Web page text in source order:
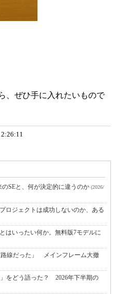
、ぜひ手に入れたいもので
SEと、何が決定的に違うのか (2026/
ロジェクトは成功しないのか、ある
はいったい何か。無料版7モデルに
路線だった」 メインフレーム大撤
をどう語った？ 2026年下半期の